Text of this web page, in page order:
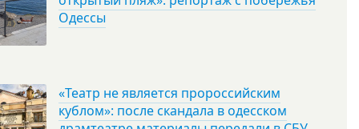
Одессы
«Театр не является пророссийским
кублом»: после скандала в одесском